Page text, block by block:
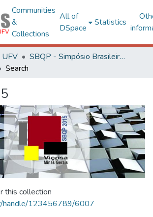
Communities
&
Collections
All of
DSpace
Statistics
UFV
SBQP - Simpósio Brasileiro de Qualidade do Projeto no Ambiente Construído
Search
this collection
handle/123456789/6007